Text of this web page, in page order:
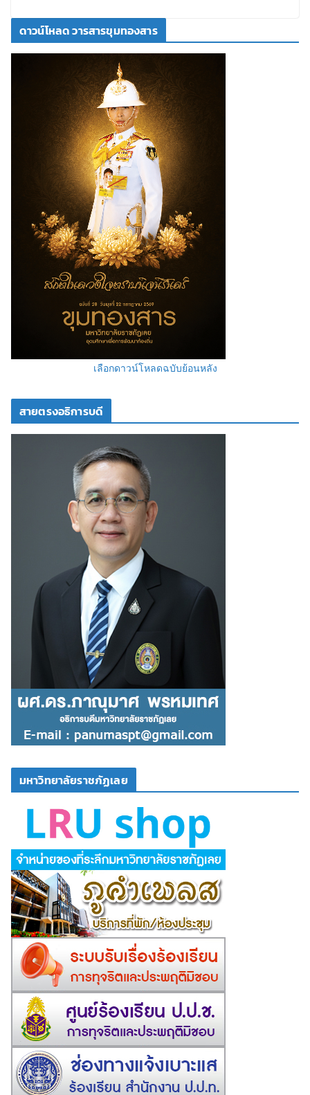
ดาวน์โหลด วารสารขุมทองสาร
เลือกดาวน์โหลดฉบับย้อนหลัง
สายตรงอธิการบดี
มหาวิทยาลัยราชภัฏเลย